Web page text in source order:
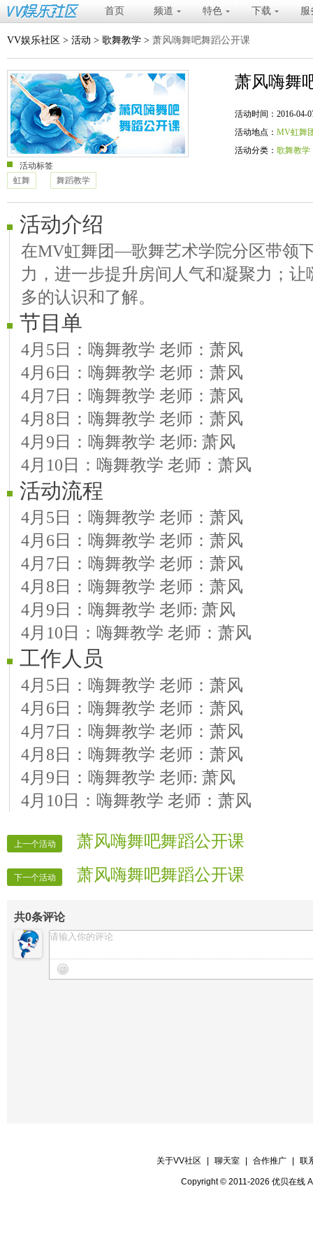
首页 频道 特色 下载 服
VV娱乐社区 > 活动 > 歌舞教学 > 萧风嗨舞吧舞蹈公开课
萧风嗨舞
活动时间：2016-04-
活动地点： MV虹舞
活动分类： 歌舞教学
活动标签
虹舞
舞蹈教学
活动介绍
在MV虹舞团—歌舞艺术学院分区带领
力，进一步提升房间人气和凝聚力；
多的认识和了解。
节目单
4月5日：嗨舞教学 老师：萧风
4月6日：嗨舞教学 老师：萧风
4月7日：嗨舞教学 老师：萧风
4月8日：嗨舞教学 老师：萧风
4月9日：嗨舞教学 老师: 萧风
4月10日：嗨舞教学 老师：萧风
活动流程
4月5日：嗨舞教学 老师：萧风
4月6日：嗨舞教学 老师：萧风
4月7日：嗨舞教学 老师：萧风
4月8日：嗨舞教学 老师：萧风
4月9日：嗨舞教学 老师: 萧风
4月10日：嗨舞教学 老师：萧风
工作人员
4月5日：嗨舞教学 老师：萧风
4月6日：嗨舞教学 老师：萧风
4月7日：嗨舞教学 老师：萧风
4月8日：嗨舞教学 老师：萧风
4月9日：嗨舞教学 老师: 萧风
4月10日：嗨舞教学 老师：萧风
上一个活动 萧风嗨舞吧舞蹈公开课
下一个活动 萧风嗨舞吧舞蹈公开课
共0条评论
关于VV社区 聊天室 合作推广 联
Copyright © 2011-2026 优贝在线